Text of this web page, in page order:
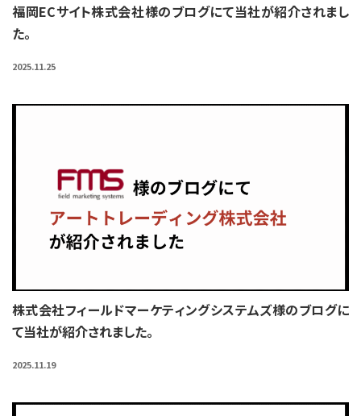
福岡ECサイト株式会社様のブログにて当社が紹介されまし
た。
2025.11.25
株式会社フィールドマーケティングシステムズ様のブログに
て当社が紹介されました。
2025.11.19